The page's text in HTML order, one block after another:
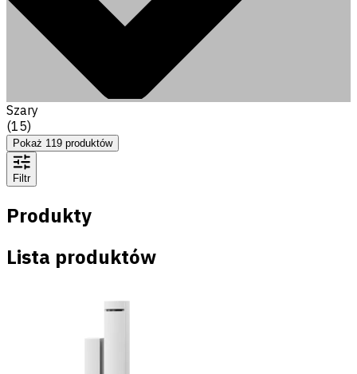
Szary
(15)
Pokaż 119 produktów
Filtr
Produkty
Lista produktów